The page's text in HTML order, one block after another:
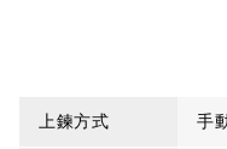
上鍊方式 手